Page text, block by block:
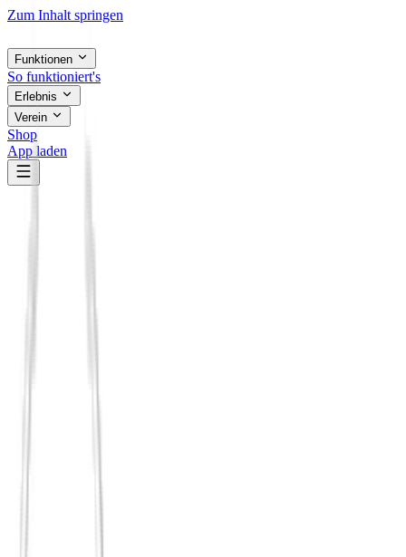
Zum Inhalt springen
Funktionen
So funktioniert's
Erlebnis
Verein
Shop
App laden